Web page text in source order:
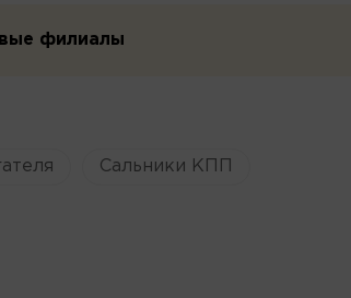
филиалы
Сальники КПП